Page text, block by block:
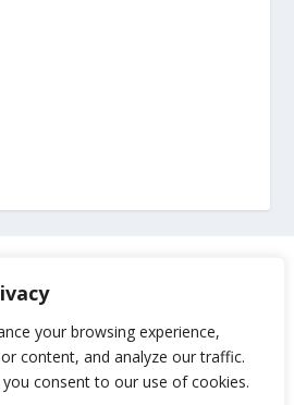
your browsing experience,
content, and analyze our traffic.
consent to our use of cookies.